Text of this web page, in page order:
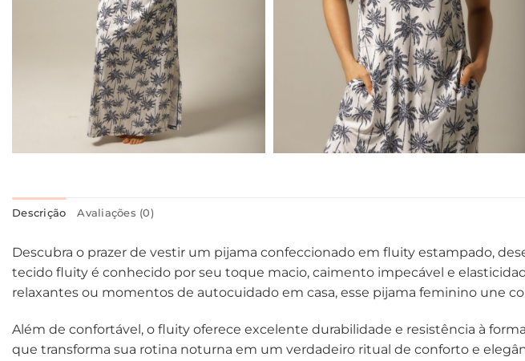
Descrição Avaliações (0)
Descubra o prazer de vestir um pijama confeccionado em fluity estampado,
tecido fluity é conhecido por seu toque macio, caimento impecável e
relaxantes ou momentos de autocuidado em casa, esse pijama feminino une
Além de confortável, o fluity oferece excelente durabilidade e resistência à
que transforma sua rotina noturna em um verdadeiro ritual de conforto e